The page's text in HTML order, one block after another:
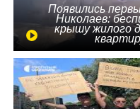
Появились
Николаев:
крышу жилого